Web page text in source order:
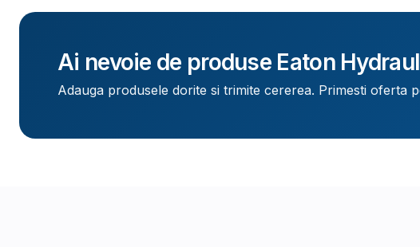
Ai nevoie de produse Eaton
Adauga produsele dorite si trimite cererea. Primesti oferta